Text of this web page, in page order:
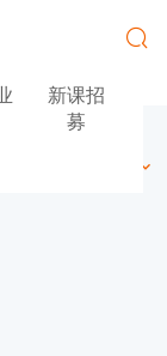
新课招
募